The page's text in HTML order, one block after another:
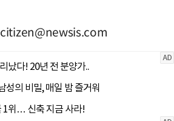
citizen@newsis.com